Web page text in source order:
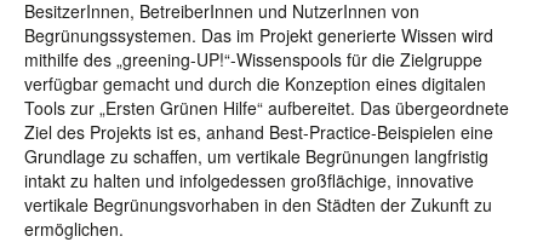
BesitzerInnen, BetreiberInnen und NutzerInnen von
Begrünungssystemen. Das im Projekt generierte Wissen wird
mithilfe des „greening-UP!“-Wissenspools für die Zielgruppe
verfügbar gemacht und durch die Konzeption eines digitalen
Tools zur „Ersten Grünen Hilfe“ aufbereitet. Das übergeordnete
Ziel des Projekts ist es, anhand Best-Practice-Beispielen eine
Grundlage zu schaffen, um vertikale Begrünungen langfristig
intakt zu halten und infolgedessen großflächige, innovative
vertikale Begrünungsvorhaben in den Städten der Zukunft zu
ermöglichen.